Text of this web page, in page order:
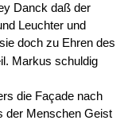
Danck daß der
Leuchter und
doch zu Ehren des
Markus schuldig
die Façade nach
der Menschen Geist